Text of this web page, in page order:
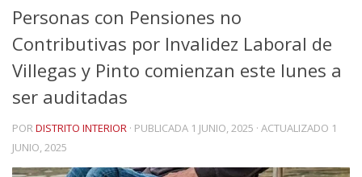
Personas con Pensiones no
Contributivas por Invalidez Laboral de
Villegas y Pinto comienzan este lunes a
ser auditadas
PORDISTRITO INTERIOR · PUBLICADA 1 JUNIO, 2025 · ACTUALIZADO 1
JUNIO, 2025